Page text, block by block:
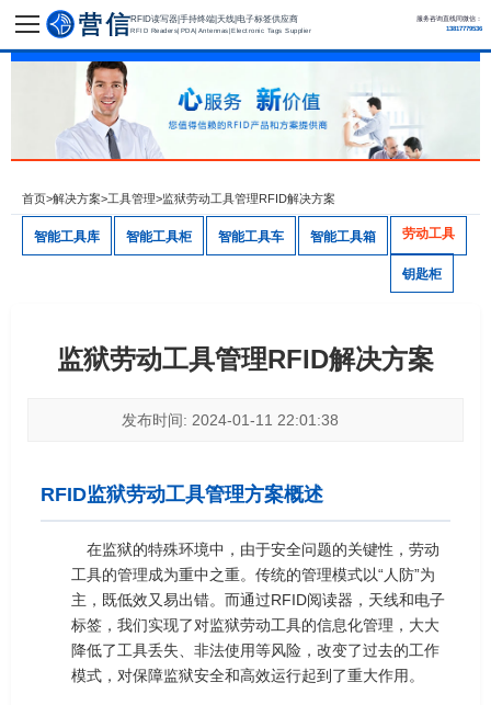
RFID读写器|手持终端|天线|电子标签供应商
RFID Readers|PDA|Antennas|Electronic Tags Supplier
服务咨询直线同微信：
13817779536
首页>解决方案>工具管理>监狱劳动工具管理RFID解决方案
智能工具库 智能工具柜 智能工具车 智能工具箱 劳动工具
钥匙柜
监狱劳动工具管理RFID解决方案
发布时间: 2024-01-11 22:01:38
RFID监狱劳动工具管理方案概述
在监狱的特殊环境中，由于安全问题的关键性，劳动
工具的管理成为重中之重。传统的管理模式以“人防”为
主，既低效又易出错。而通过RFID阅读器，天线和电子
标签，我们实现了对监狱劳动工具的信息化管理，大大
降低了工具丢失、非法使用等风险，改变了过去的工作
模式，对保障监狱安全和高效运行起到了重大作用。